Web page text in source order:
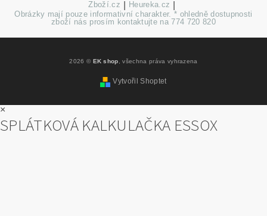
Zboží.cz Heureka.cz
Obrázky mají pouze informativní charakter. * ohledně dostupnosti
zboží nás prosím kontaktujte na 774 720 820
2026 © EK shop , všechna práva vyhrazena
Vytvořil Shoptet
×
SPLÁTKOVÁ KALKULAČKA ESSOX